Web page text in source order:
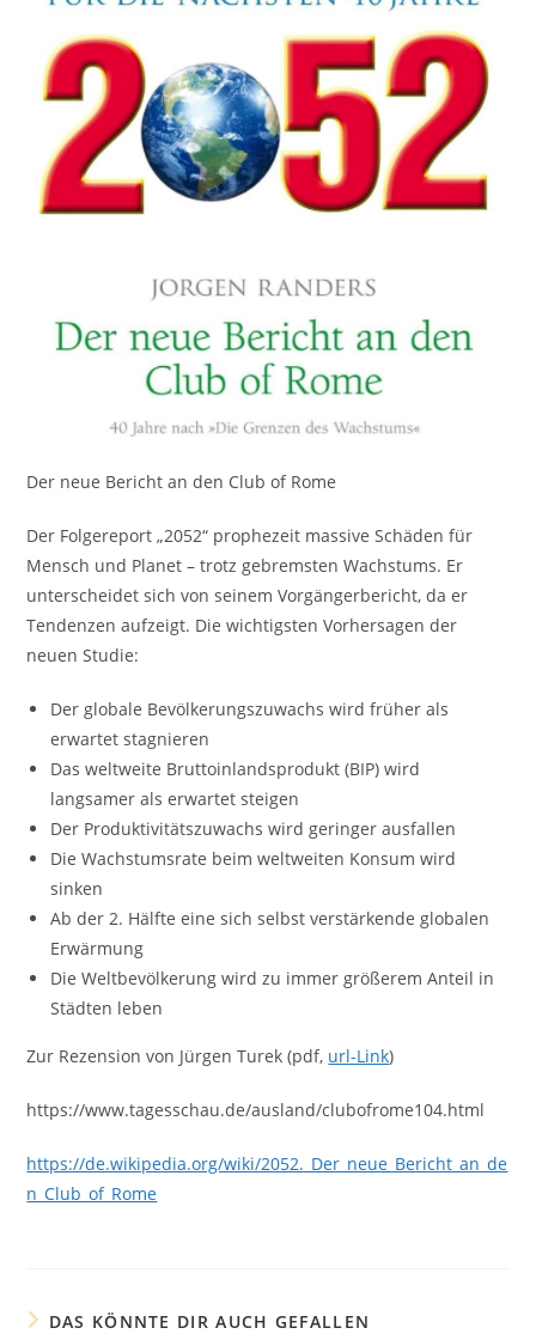
Der neue Bericht an den Club of Rome
Der Folgereport „2052“ prophezeit massive Schäden für
Mensch und Planet – trotz gebremsten Wachstums. Er
unterscheidet sich von seinem Vorgängerbericht, da er
Tendenzen aufzeigt. Die wichtigsten Vorhersagen der
neuen Studie:
Der globale Bevölkerungszuwachs wird früher als
erwartet stagnieren
Das weltweite Bruttoinlandsprodukt (BIP) wird
langsamer als erwartet steigen
Der Produktivitätszuwachs wird geringer ausfallen
Die Wachstumsrate beim weltweiten Konsum wird
sinken
Ab der 2. Hälfte eine sich selbst verstärkende globalen
Erwärmung
Die Weltbevölkerung wird zu immer größerem Anteil in
Städten leben
Zur Rezension von Jürgen Turek (pdf, url-Link)
https://www.tagesschau.de/ausland/clubofrome104.html
https://de.wikipedia.org/wiki/2052._Der_neue_Bericht_an_de
n_Club_of_Rome
DAS KÖNNTE DIR AUCH GEFALLEN